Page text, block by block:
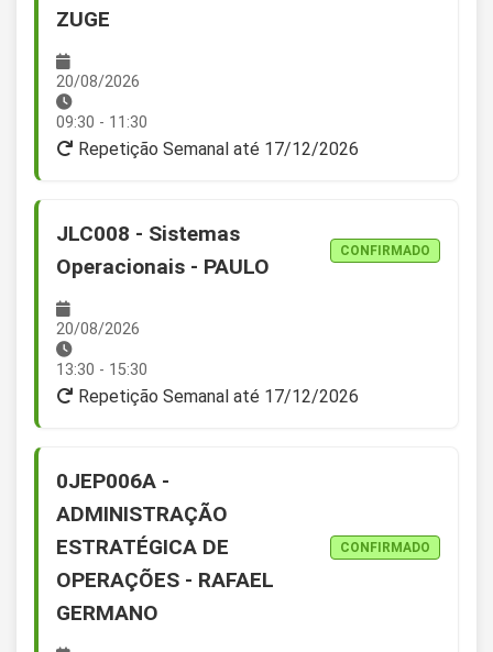
ZUGE
20/08/2026
09:30 - 11:30
Repetição Semanal até 17/12/2026
JLC008 - Sistemas
Operacionais - PAULO
CONFIRMADO
20/08/2026
13:30 - 15:30
Repetição Semanal até 17/12/2026
0JEP006A -
ADMINISTRAÇÃO
ESTRATÉGICA DE
OPERAÇÕES - RAFAEL
GERMANO
CONFIRMADO